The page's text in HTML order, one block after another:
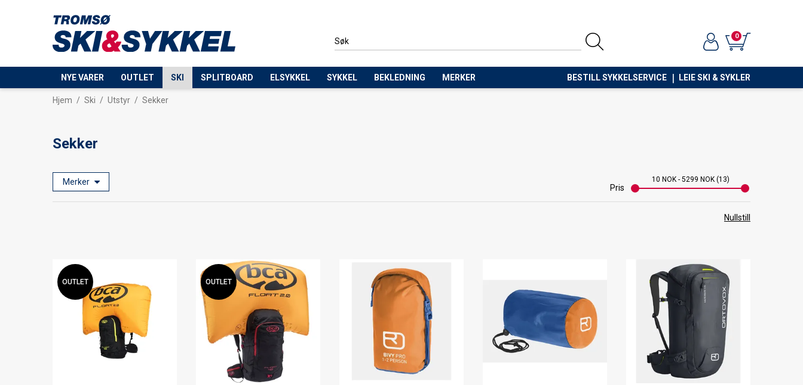
0
NYE VARER OUTLET SKI SPLITBOARD ELSYKKEL SYKKEL BEKLEDNING MERKER BESTILL SYKKELSERVICE LEIE SKI & SYKLER
Hjem / Ski / Utstyr / Sekker
Sekker
Merker
Pris
10 NOK - 5299 NOK 13
Nullstill
OUTLET OUTLET